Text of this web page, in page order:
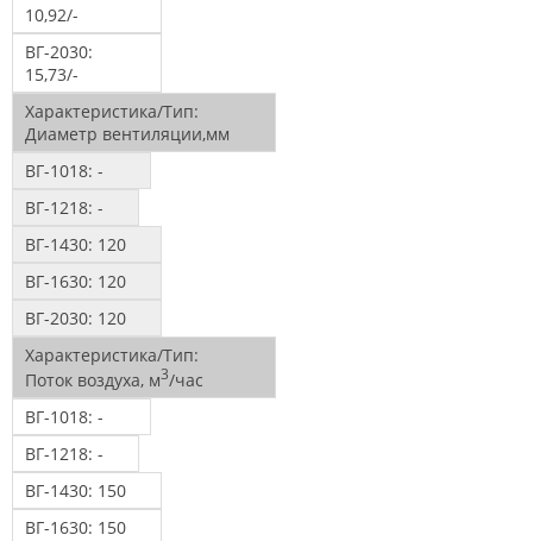
10,92/-
ВГ-2030:
15,73/-
Характеристика/Тип:
Диаметр вентиляции,мм
ВГ-1018: -
ВГ-1218: -
ВГ-1430: 120
ВГ-1630: 120
ВГ-2030: 120
Характеристика/Тип:
Поток воздуха, м3/час
ВГ-1018: -
ВГ-1218: -
ВГ-1430: 150
ВГ-1630: 150